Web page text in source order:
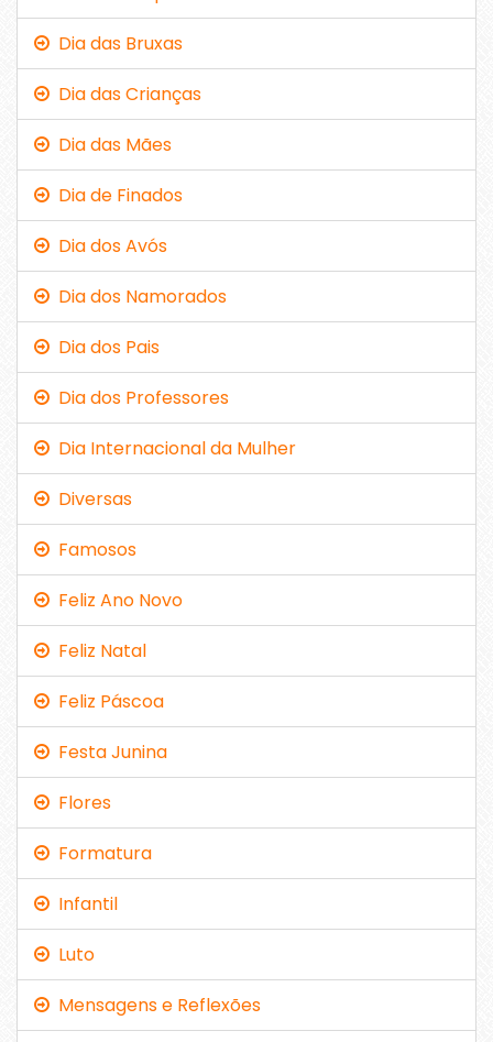
Dia das Bruxas
Dia das Crianças
Dia das Mães
Dia de Finados
Dia dos Avós
Dia dos Namorados
Dia dos Pais
Dia dos Professores
Dia Internacional da Mulher
Diversas
Famosos
Feliz Ano Novo
Feliz Natal
Feliz Páscoa
Festa Junina
Flores
Formatura
Infantil
Luto
Mensagens e Reflexões